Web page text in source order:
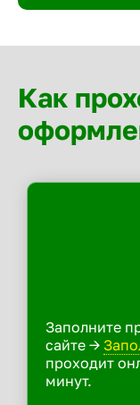
Как
Заполните
сайте ->
проходит
минут.